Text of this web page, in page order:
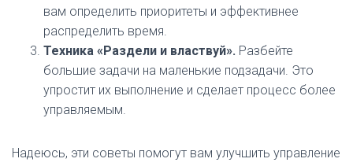
вам определить приоритеты и эффективнее
распределить время.
Техника «Раздели и властвуй». Разбейте
большие задачи на маленькие подзадачи. Это
упростит их выполнение и сделает процесс более
управляемым.
Надеюсь, эти советы помогут вам улучшить управление